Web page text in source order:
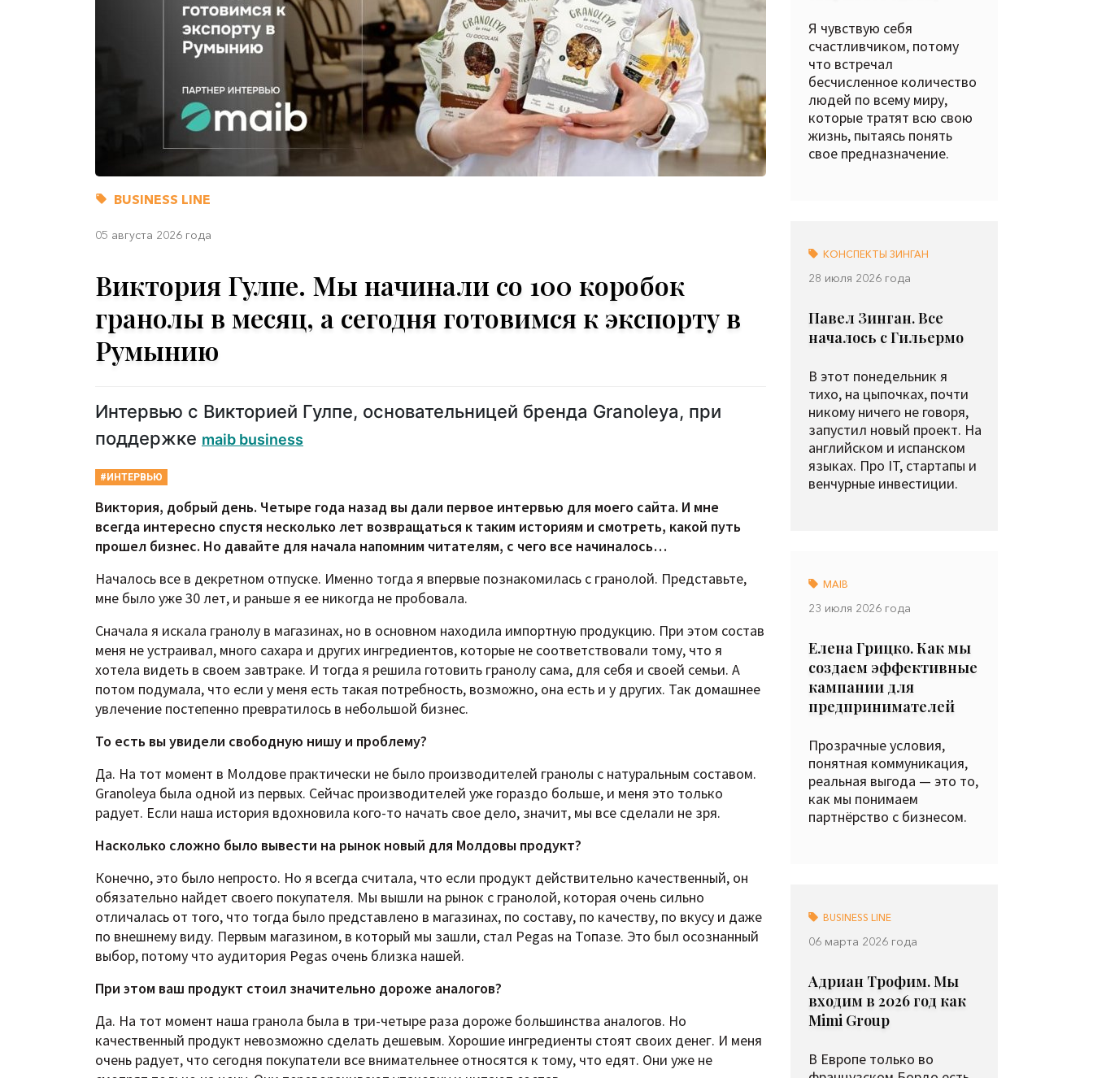
BUSINESS LINE
05 августа 2026 года
Виктория Гулпе. Мы начинали со 100 коробок
гранолы в месяц, а сегодня готовимся к экспорту в
Румынию
Интервью с Викторией Гулпе, основательницей бренда Granoleya, при
поддержке maib business
#ИНТЕРВЬЮ
Виктория, добрый день. Четыре года назад вы дали первое интервью для моего сайта. И мне
всегда интересно спустя несколько лет возвращаться к таким историям и смотреть, какой путь
прошел бизнес. Но давайте для начала напомним читателям, с чего все начиналось…
Началось все в декретном отпуске. Именно тогда я впервые познакомилась с гранолой. Представьте,
мне было уже 30 лет, и раньше я ее никогда не пробовала.
Сначала я искала гранолу в магазинах, но в основном находила импортную продукцию. При этом состав
меня не устраивал, много сахара и других ингредиентов, которые не соответствовали тому, что я
хотела видеть в своем завтраке. И тогда я решила готовить гранолу сама, для себя и своей семьи. А
потом подумала, что если у меня есть такая потребность, возможно, она есть и у других. Так домашнее
увлечение постепенно превратилось в небольшой бизнес.
То есть вы увидели свободную нишу и проблему?
Да. На тот момент в Молдове практически не было производителей гранолы с натуральным составом.
Granoleya была одной из первых. Сейчас производителей уже гораздо больше, и меня это только
радует. Если наша история вдохновила кого-то начать свое дело, значит, мы все сделали не зря.
Насколько сложно было вывести на рынок новый для Молдовы продукт?
Конечно, это было непросто. Но я всегда считала, что если продукт действительно качественный, он
обязательно найдет своего покупателя. Мы вышли на рынок с гранолой, которая очень сильно
отличалась от того, что тогда было представлено в магазинах, по составу, по качеству, по вкусу и даже
по внешнему виду. Первым магазином, в который мы зашли, стал Pegas на Топазе. Это был осознанный
выбор, потому что аудитория Pegas очень близка нашей.
При этом ваш продукт стоил значительно дороже аналогов?
Да. На тот момент наша гранола была в три-четыре раза дороже большинства аналогов. Но
качественный продукт невозможно сделать дешевым. Хорошие ингредиенты стоят своих денег. И меня
очень радует, что сегодня покупатели все внимательнее относятся к тому, что едят. Они уже не
Я чувствую себя
счастливчиком, потому
что встречал
бесчисленное количество
людей по всему миру,
которые тратят всю свою
жизнь, пытаясь понять
свое предназначение.
КОНСПЕКТЫ ЗИНГАН
28 июля 2026 года
Павел Зинган. Все
началось с Гильермо
В этот понедельник я
тихо, на цыпочках, почти
никому ничего не говоря,
запустил новый проект. На
английском и испанском
языках. Про IT, стартапы и
венчурные инвестиции.
MAIB
23 июля 2026 года
Елена Грицко. Как мы
создаем эффективные
кампании для
предпринимателей
Прозрачные условия,
понятная коммуникация,
реальная выгода — это то,
как мы понимаем
партнёрство с бизнесом.
BUSINESS LINE
06 марта 2026 года
Адриан Трофим. Мы
входим в 2026 год как
Mimi Group
В Европе только во